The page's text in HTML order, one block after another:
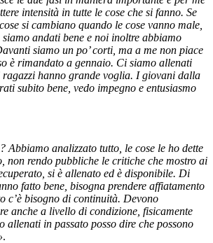
intensità in tutte le cose che si fanno. Se
si cambiano quando le cose vanno male,
siamo andati bene e noi inoltre abbiamo
siamo un po’ corti, ma a me non piace
è rimandato a gennaio. Ci siamo allenati
ragazzi hanno grande voglia. I giovani dalla
subito bene, vedo impegno e entusiasmo
Abbiamo analizzato tutto, le cose le ho dette
non rendo pubbliche le critiche che mostro ai
si è allenato ed è disponibile. Di
fatto bene, bisogna prendere affiatamento
c’è bisogno di continuità. Devono
anche a livello di condizione, fisicamente
allenati in passato posso dire che possono
.